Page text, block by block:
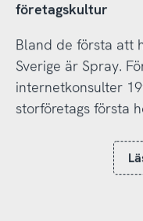
företagskultur
Bland de första att
Sverige är Spray.
internetkonsulter
storföretags första